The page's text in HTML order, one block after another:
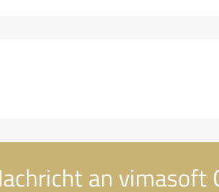
an vimasoft